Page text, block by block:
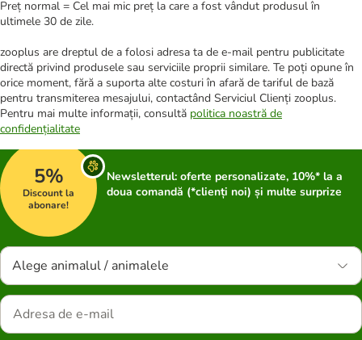
Preț normal = Cel mai mic preț la care a fost vândut produsul în
ultimele 30 de zile.
zooplus are dreptul de a folosi adresa ta de e-mail pentru publicitate
directă privind produsele sau serviciile proprii similare. Te poți opune în
orice moment, fără a suporta alte costuri în afară de tariful de bază
pentru transmiterea mesajului, contactând Serviciul Clienți zooplus.
Pentru mai multe informații, consultă politica noastră de
confidențialitate
5%
Discount la
abonare!
Newsletterul: oferte personalizate, 10%* la a
doua comandă (*clienți noi) și multe surprize
Alege animalul / animalele